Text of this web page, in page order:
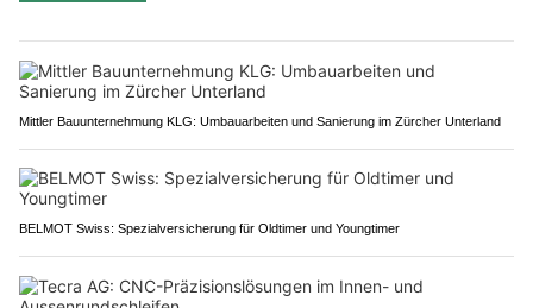
Mittler Bauunternehmung KLG: Umbauarbeiten und Sanierung im Zürcher Unterland
BELMOT Swiss: Spezialversicherung für Oldtimer und Youngtimer